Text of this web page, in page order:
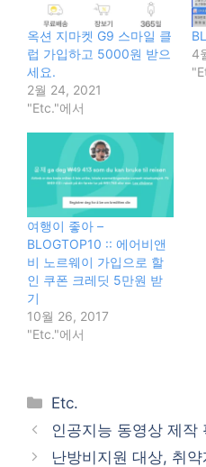
옥션 지마켓 G9 스마일 클
럽 가입하고 5000원 받으
세요.
2월 24, 2021
"Etc."에서
4
여행이 좋아 –
BLOGTOP10 :: 에어비앤
비 노르웨이 가입으로 할
인 쿠폰 크레딧 5만원 받
기
10월 26, 2017
"Etc."에서
Categories
Etc.
인공지능 동영상 제작
난방비지원 대상, 취